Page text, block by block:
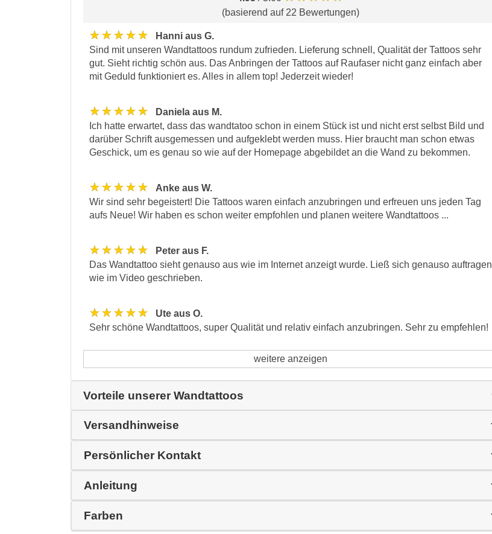
(basierend auf 22 Bewertungen)
★★★★★
Hanni aus G.
Sind mit unseren Wandtattoos rundum zufrieden. Lieferung schnell, Qualität der Tattoos sehr
gut. Sieht richtig schön aus. Das Anbringen der Tattoos auf Raufaser nicht ganz einfach aber
mit Geduld funktioniert es. Alles in allem top! Jederzeit wieder!
★★★★★
Daniela aus M.
Ich hatte erwartet, dass das wandtatoo schon in einem Stück ist und nicht erst selbst Bild und
darüber Schrift ausgemessen und aufgeklebt werden muss. Hier braucht man schon etwas
Geschick, um es genau so wie auf der Homepage abgebildet an die Wand zu bekommen.
★★★★★
Anke aus W.
Wir sind sehr begeistert! Die Tattoos waren einfach anzubringen und erfreuen uns jeden Tag
aufs Neue! Wir haben es schon weiter empfohlen und planen weitere Wandtattoos ...
★★★★★
Peter aus F.
Das Wandtattoo sieht genauso aus wie im Internet anzeigt wurde. Ließ sich genauso auftragen
wie im Video geschrieben.
★★★★★
Ute aus O.
Sehr schöne Wandtattoos, super Qualität und relativ einfach anzubringen. Sehr zu empfehlen!
weitere anzeigen
Vorteile unserer Wandtattoos
Versandhinweise
Persönlicher Kontakt
Anleitung
Farben